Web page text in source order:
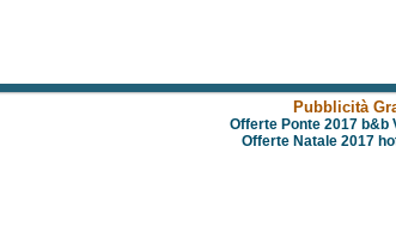
Pubblicità
Offerte Ponte 2017 b&b
Offerte Natale 2017